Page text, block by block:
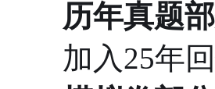
历年真题
加入25年